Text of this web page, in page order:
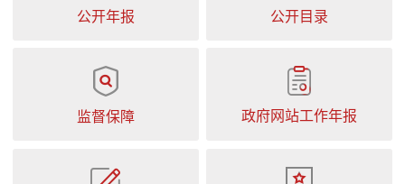
公开年报 公开目录
监督保障 政府网站工作年报